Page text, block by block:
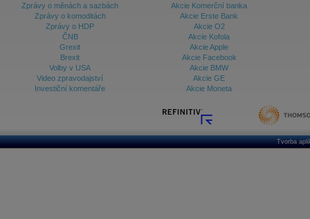
Zprávy o měnách a sazbách
Zprávy o komoditách
Zprávy o HDP
ČNB
Grexit
Brexit
Volby v USA
Video zpravodajství
Investiční komentáře
Akcie Komerční banka
Akcie Erste Bank
Akcie O2
Akcie Kofola
Akcie Apple
Akcie Facebook
Akcie BMW
Akcie GE
Akcie Moneta
Tvorba